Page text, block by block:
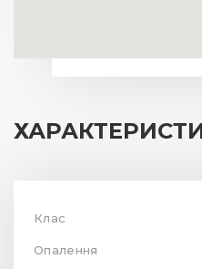
Клас
Опалення